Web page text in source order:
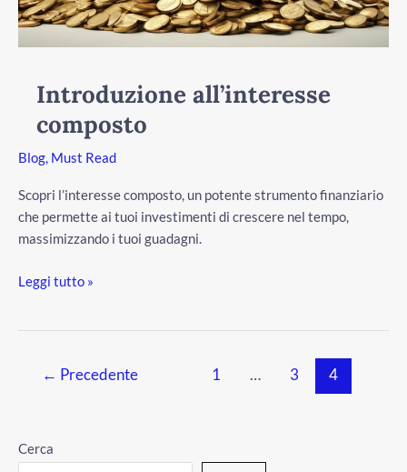
Introduzione all’interesse
composto
Blog, Must Read
Scopri l’interesse composto, un potente strumento finanziario
che permette ai tuoi investimenti di crescere nel tempo,
massimizzando i tuoi guadagni.
Leggi tutto »
← Precedente 1 … 3 4
Cerca